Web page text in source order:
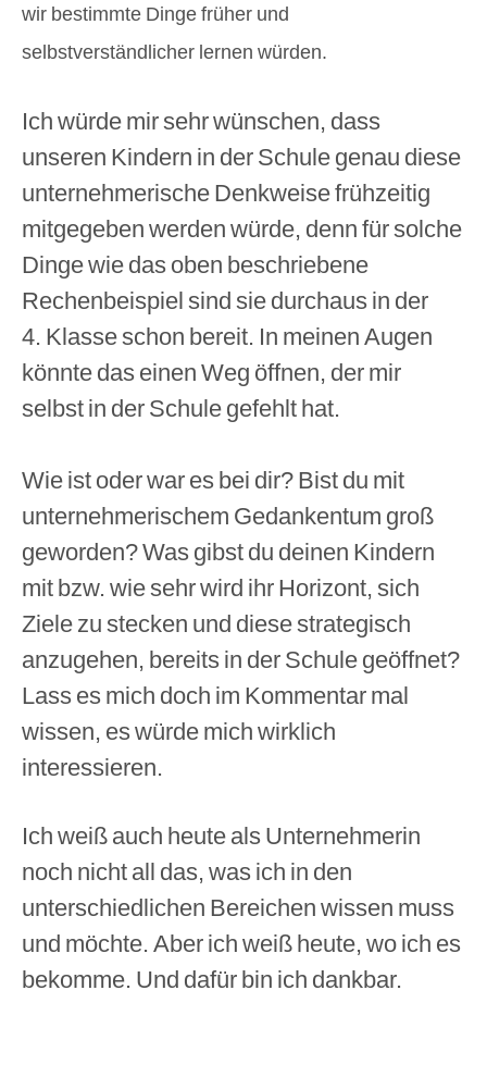
wir bestimmte Dinge früher und
selbstverständlicher lernen würden.
Ich würde mir sehr wünschen, dass
unseren Kindern in der Schule genau diese
unternehmerische Denkweise frühzeitig
mitgegeben werden würde, denn für solche
Dinge wie das oben beschriebene
Rechenbeispiel sind sie durchaus in der
4. Klasse schon bereit. In meinen Augen
könnte das einen Weg öffnen, der mir
selbst in der Schule gefehlt hat.
Wie ist oder war es bei dir? Bist du mit
unternehmerischem Gedankentum groß
geworden? Was gibst du deinen Kindern
mit bzw. wie sehr wird ihr Horizont, sich
Ziele zu stecken und diese strategisch
anzugehen, bereits in der Schule geöffnet?
Lass es mich doch im Kommentar mal
wissen, es würde mich wirklich
interessieren.
Ich weiß auch heute als Unternehmerin
noch nicht all das, was ich in den
unterschiedlichen Bereichen wissen muss
und möchte. Aber ich weiß heute, wo ich es
bekomme. Und dafür bin ich dankbar.